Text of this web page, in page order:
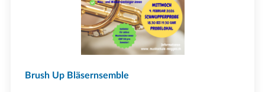
Brush Up Bläsernsemble